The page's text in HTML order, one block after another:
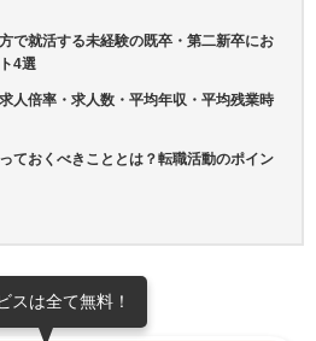
で就活する未経験の既卒・第二新卒にお
4選
人倍率・求人数・平均年収・平均残業時
ておくべきこととは？転職活動のポイン
スは全て無料！